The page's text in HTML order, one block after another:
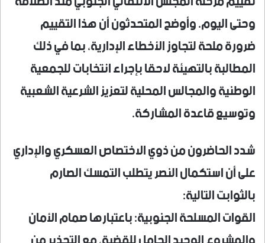
وحتى اليوم. وأوضح المتحدثون أن هذا التقييم
ضرورة ملحة لتجاوز الأخطاء الإدارية، بما في ذلك
المطالبة بالتهيئة لاحقا بإجراء انتخابات للجمعية
الوطنية والمجالس المحلية لتعزيز الشرعية الشعبية
وتوسيع قاعدة المشاركة.
شدد الحاضرون من ذوي الاختصاص العسكري والإداري
على أن استكمال النصر يتطلب التمسك الصارم
بالثوابت التالية:
القوات المسلحة الجنوبية: باعتبارها صمام الأمان